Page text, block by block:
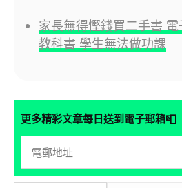
家長無得慳錢買二手書
教科書 學生無法做功課
更多精彩文章每日送到電子郵箱📮